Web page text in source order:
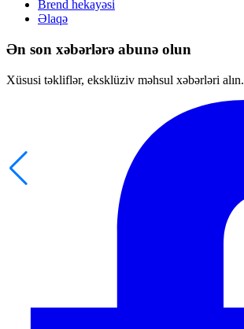
Brend hekayəsi
Əlaqə
Ən son xəbərlərə abunə olun
Xüsusi təkliflər, eksklüziv məhsul xəbərləri alın.